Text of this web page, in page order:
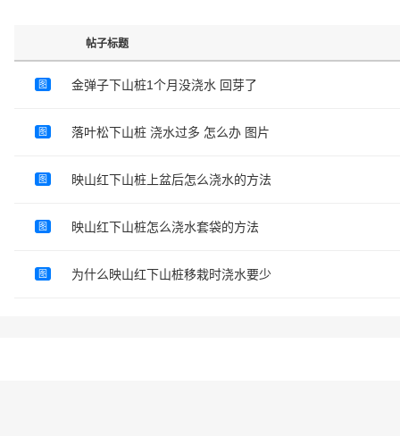
帖子标题
图 金弹子下山桩1个月没浇水 回芽了
图 落叶松下山桩 浇水过多 怎么办 图片
图 映山红下山桩上盆后怎么浇水的方法
图 映山红下山桩怎么浇水套袋的方法
图 为什么映山红下山桩移栽时浇水要少